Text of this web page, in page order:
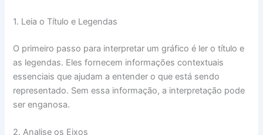
1. Leia o Título e Legendas
O primeiro passo para interpretar um gráfico é ler o título e
as legendas. Eles fornecem informações contextuais
essenciais que ajudam a entender o que está sendo
representado. Sem essa informação, a interpretação pode
ser enganosa.
2. Analise os Eixos